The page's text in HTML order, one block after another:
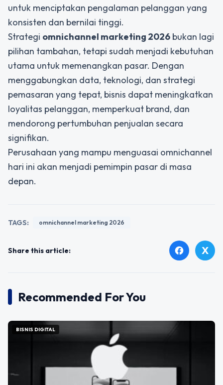
untuk menciptakan pengalaman pelanggan yang
konsisten dan bernilai tinggi.
Strategi omnichannel marketing 2026 bukan lagi
pilihan tambahan, tetapi sudah menjadi kebutuhan
utama untuk memenangkan pasar. Dengan
menggabungkan data, teknologi, dan strategi
pemasaran yang tepat, bisnis dapat meningkatkan
loyalitas pelanggan, memperkuat brand, dan
mendorong pertumbuhan penjualan secara
signifikan.
Perusahaan yang mampu menguasai omnichannel
hari ini akan menjadi pemimpin pasar di masa
depan.
TAGS: omnichannel marketing 2026
Share this article: facebook X
Recommended For You
BISNIS DIGITAL